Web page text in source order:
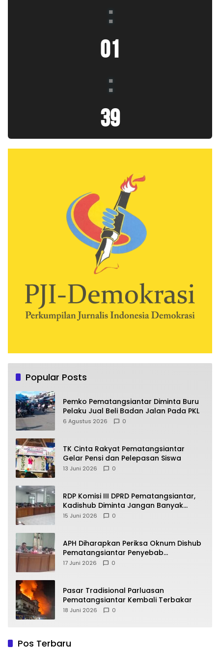
:
01
:
40
Popular Posts
Pemko Pematangsiantar Diminta Buru
Pelaku Jual Beli Badan Jalan Pada PKL
6 Agustus 2026 0
TK Cinta Rakyat Pematangsiantar
Gelar Pensi dan Pelepasan Siswa
13 Juni 2026 0
RDP Komisi III DPRD Pematangsiantar,
Kadishub Diminta Jangan Banyak
Alasan
15 Juni 2026 0
APH Diharapkan Periksa Oknum Dishub
Pematangsiantar Penyebab
Kebocoran PAD Retribusi Parkir
17 Juni 2026 0
Pasar Tradisional Parluasan
Pematangsiantar Kembali Terbakar
18 Juni 2026 0
Pos Terbaru